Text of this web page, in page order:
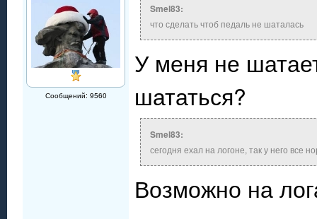
Сообщений: 9560
Smel83:
что сделать чтоб педаль не шаталась
У меня не
шататься?
Smel83:
сегодня ехал на логоне, так у него все
Возможно на